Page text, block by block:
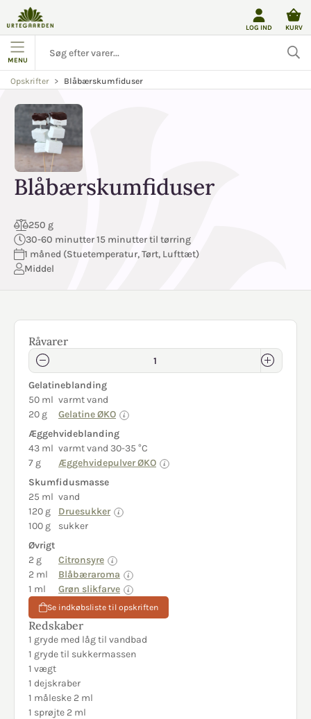
LOG IND KURV
MENU
Opskrifter Blåbærskumfiduser
Blåbærskumfiduser
250 g
30-60 minutter 15 minutter til tørring
1 måned (Stuetemperatur, Tørt, Lufttæt)
Middel
Råvarer
Gelatineblanding
50 ml varmt vand
20 g
Gelatine ØKO
Æggehvideblanding
43 ml varmt vand 30-35 °C
7 g
Æggehvidepulver ØKO
Skumfidusmasse
25 ml vand
120 g
Druesukker
100 g
sukker
Øvrigt
2 g
Citronsyre
2 ml
Blåbæraroma
1 ml
Grøn slikfarve
Se indkøbsliste til opskriften
Redskaber
1 gryde med låg til vandbad
1 gryde til sukkermassen
1 vægt
1 dejskraber
1 måleske 2 ml
1 sprøjte 2 ml